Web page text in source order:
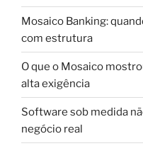
Mosaico Banking:
com estrutura
O que o Mosaico
alta exigência
Software sob medida
negócio real